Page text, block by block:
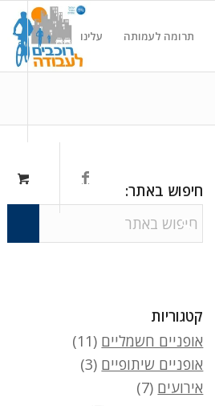
תרומה לעמותה עלינו
חיפוש באתר:
קטגוריות
אופניים חשמליים (11)
אופניים שיתופיים (3)
אירועים (7)